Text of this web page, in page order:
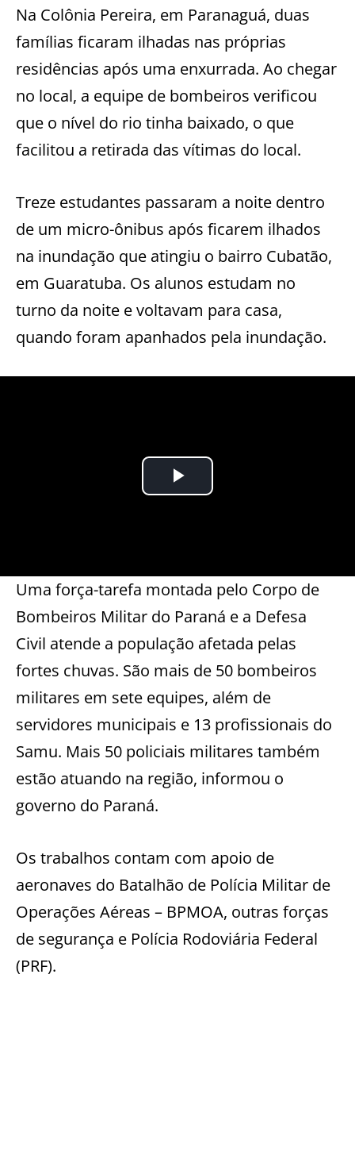
Na Colônia Pereira, em Paranaguá, duas
famílias ficaram ilhadas nas próprias
residências após uma enxurrada. Ao chegar
no local, a equipe de bombeiros verificou
que o nível do rio tinha baixado, o que
facilitou a retirada das vítimas do local.
Treze estudantes passaram a noite dentro
de um micro-ônibus após ficarem ilhados
na inundação que atingiu o bairro Cubatão,
em Guaratuba. Os alunos estudam no
turno da noite e voltavam para casa,
quando foram apanhados pela inundação.
Uma força-tarefa montada pelo Corpo de
Bombeiros Militar do Paraná e a Defesa
Civil atende a população afetada pelas
fortes chuvas. São mais de 50 bombeiros
militares em sete equipes, além de
servidores municipais e 13 profissionais do
Samu. Mais 50 policiais militares também
estão atuando na região, informou o
governo do Paraná.
Os trabalhos contam com apoio de
aeronaves do Batalhão de Polícia Militar de
Operações Aéreas – BPMOA, outras forças
de segurança e Polícia Rodoviária Federal
(PRF).